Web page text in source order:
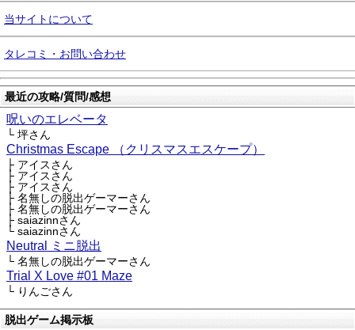
当サイトについて
タレコミ・お問い合わせ
最近の攻略/質問/感想
呪いのエレベータ
└ 坪さん
Christmas Escape （クリスマスエスケープ）
├ アイスさん
├ アイスさん
├ アイスさん
├ 名無しの脱出ゲーマーさん
├ 名無しの脱出ゲーマーさん
├ saiazinnさん
└ saiazinnさん
Neutral ミニ脱出
└ 名無しの脱出ゲーマーさん
Trial X Love #01 Maze
└ りんごさん
脱出ゲーム掲示板